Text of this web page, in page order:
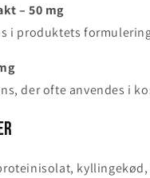
– 50 mg
i produktets
der ofte anvendes i